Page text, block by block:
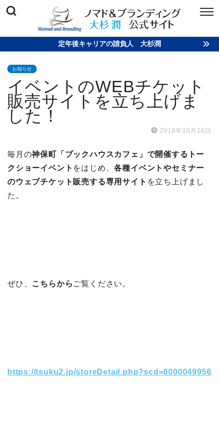
定年後キャリアの請負人 大杉潤
お知らせ
イベントのWEBチケット
販売サイトを立ち上げま
した！
2018年10月16日
毎月の神保町「ブックハウスカフェ」で開催するトー
クショーイベント をはじめ、各種イベントやセミナー
のウェブチケット販売する専用サイト を立ち上げまし
た。
ぜひ、 こちらから ご覧ください。
https://tsuku2.jp/storeDetail.php?scd=0000049956